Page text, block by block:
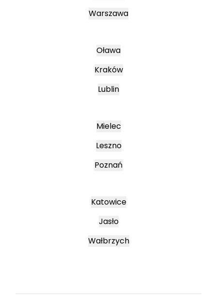
Warszawa
Oława
Kraków
Lublin
Mielec
Leszno
Poznań
Katowice
Jasło
Wałbrzych